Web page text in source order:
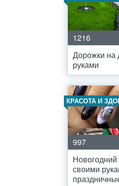
1216
Дорожки на
руками
КРАСОТА И
997
своими